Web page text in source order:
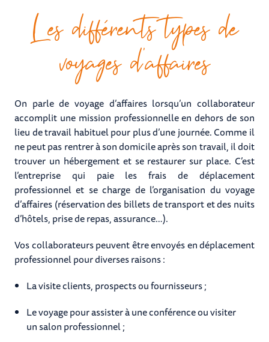
Les différents types de
voyages d’affaires
On parle de voyage d’affaires lorsqu’un collaborateur
accomplit une mission professionnelle en dehors de son
lieu de travail habituel pour plus d’une journée. Comme il
ne peut pas rentrer à son domicile après son travail, il doit
trouver un hébergement et se restaurer sur place. C’est
l’entreprise qui paie les frais de déplacement
professionnel et se charge de l’organisation du voyage
d’affaires (réservation des billets de transport et des nuits
d’hôtels, prise de repas, assurance…).
Vos collaborateurs peuvent être envoyés en déplacement
professionnel pour diverses raisons :
La visite clients, prospects ou fournisseurs ;
Le voyage pour assister à une conférence ou visiter
un salon professionnel ;